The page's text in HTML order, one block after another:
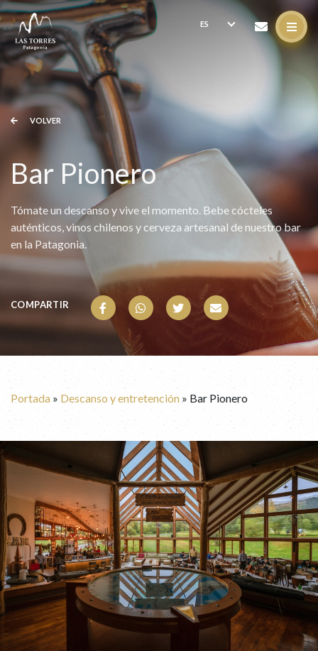
VOLVER
Bar Pionero
Tómate un descanso y vive el momento. Bebe cócteles
auténticos, vinos chilenos y cerveza artesanal de nuestro bar
en la Patagonia.
COMPARTIR
Portada » Descanso y entretención » Bar Pionero